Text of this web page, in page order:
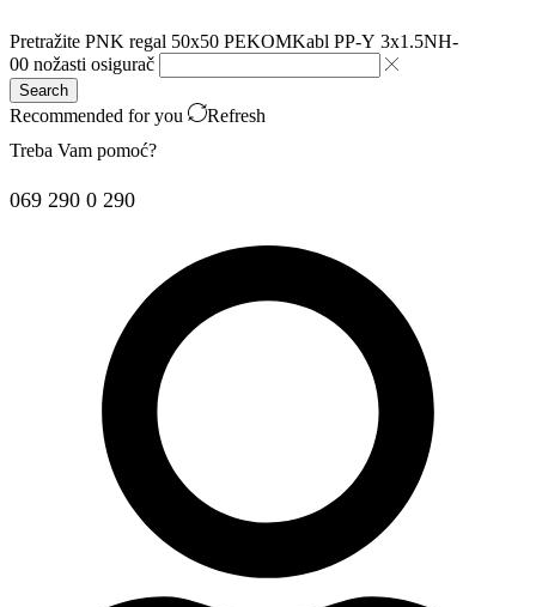
Pretražite PNK regal 50x50 PEKOMKabl PP-Y 3x1.5NH-
00 nožasti osigurač
Search
Recommended for you
Refresh
Treba Vam pomoć?
069 290 0 290